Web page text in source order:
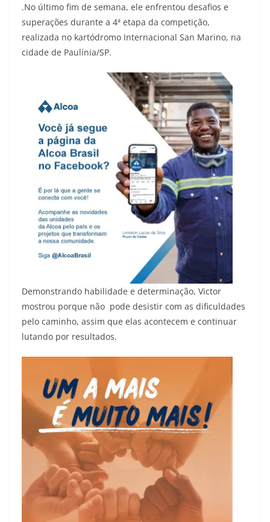
.No último fim de semana, ele enfrentou desafios e
superações durante a 4ª etapa da competição,
realizada no kartódromo Internacional San Marino, na
cidade de Paulínia/SP.
Demonstrando habilidade e determinação, Victor
mostrou porque não pode desistir com as dificuldades
pelo caminho, assim que elas acontecem e continuar
lutando por resultados.